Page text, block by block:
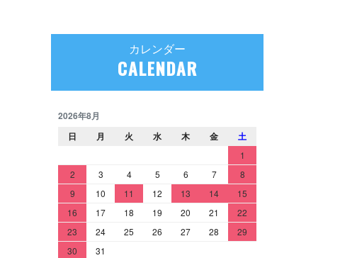
カレンダー
CALENDAR
2026年8月
日
月 火 水 木 金 土
1
2
3 4 5 6 7
8
9
10 11 12 13 14
15
16
17 18 19 20 21
22
23
24 25 26 27 28
29
30
31